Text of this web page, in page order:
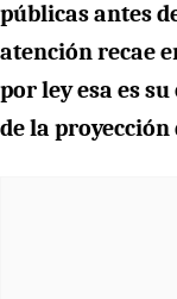
públicas antes
atención recae
por ley esa es
de la